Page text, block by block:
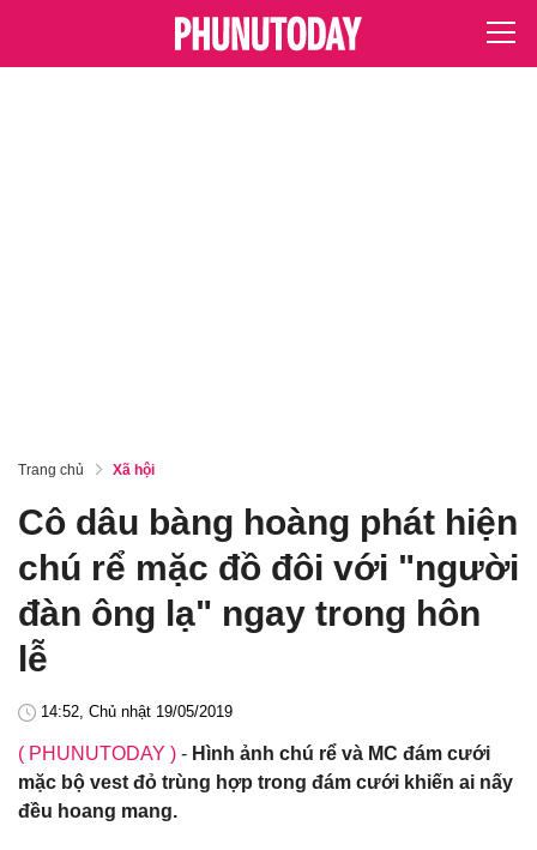
Trang chủ Xã hội
Cô dâu bàng hoàng phát hiện
chú rể mặc đồ đôi với "người
đàn ông lạ" ngay trong hôn
lễ
14:52, Chủ nhật 19/05/2019
( PHUNUTODAY ) - Hình ảnh chú rể và MC đám cưới
mặc bộ vest đỏ trùng hợp trong đám cưới khiến ai nấy
đều hoang mang.